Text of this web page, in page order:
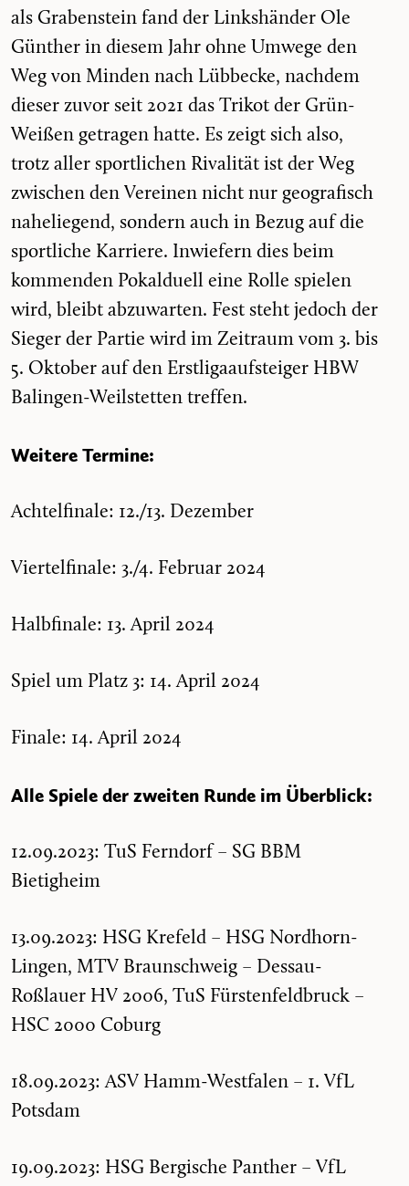
als Grabenstein fand der Linkshänder Ole
Günther in diesem Jahr ohne Umwege den
Weg von Minden nach Lübbecke, nachdem
dieser zuvor seit 2021 das Trikot der Grün-
Weißen getragen hatte. Es zeigt sich also,
trotz aller sportlichen Rivalität ist der Weg
zwischen den Vereinen nicht nur geografisch
naheliegend, sondern auch in Bezug auf die
sportliche Karriere. Inwiefern dies beim
kommenden Pokalduell eine Rolle spielen
wird, bleibt abzuwarten. Fest steht jedoch der
Sieger der Partie wird im Zeitraum vom 3. bis
5. Oktober auf den Erstligaaufsteiger HBW
Balingen-Weilstetten treffen.
Weitere Termine:
Achtelfinale: 12./13. Dezember
Viertelfinale: 3./4. Februar 2024
Halbfinale: 13. April 2024
Spiel um Platz 3: 14. April 2024
Finale: 14. April 2024
Alle Spiele der zweiten Runde im Überblick:
12.09.2023: TuS Ferndorf – SG BBM
Bietigheim
13.09.2023: HSG Krefeld – HSG Nordhorn-
Lingen, MTV Braunschweig – Dessau-
Roßlauer HV 2006, TuS Fürstenfeldbruck –
HSC 2000 Coburg
18.09.2023: ASV Hamm-Westfalen – 1. VfL
Potsdam
19.09.2023: HSG Bergische Panther – VfL